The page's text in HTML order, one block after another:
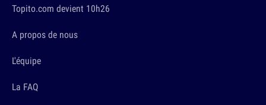
Topito.com devient 10h26
A propos de nous
L'équipe
La FAQ